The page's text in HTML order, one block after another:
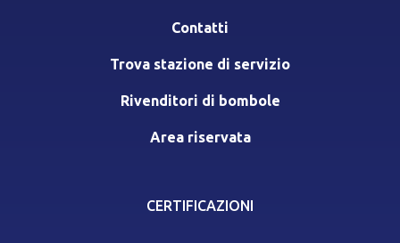
Contatti
Trova stazione di servizio
Rivenditori di bombole
Area riservata
CERTIFICAZIONI